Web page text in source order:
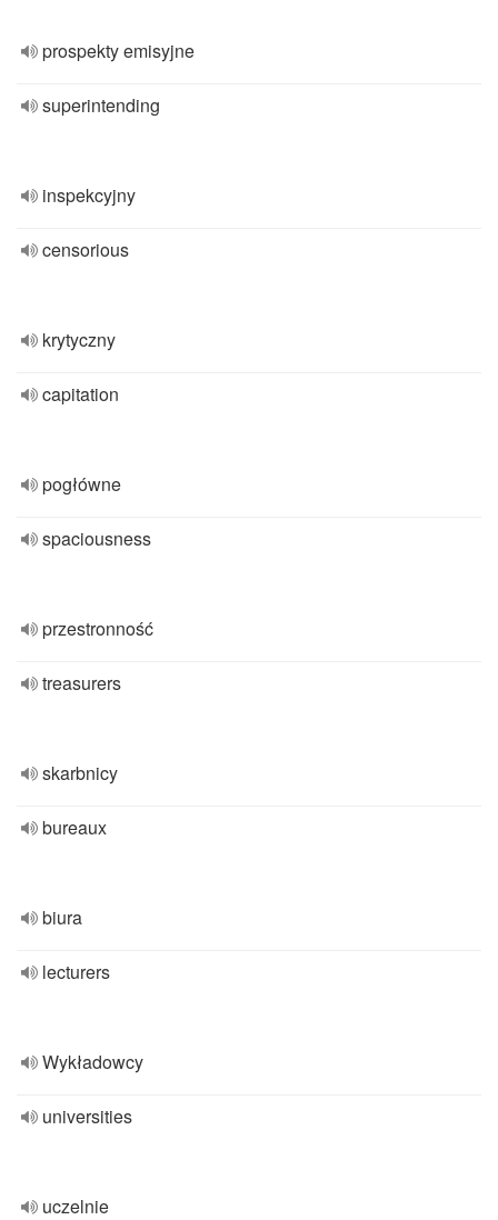
prospekty emisyjne
superintending
inspekcyjny
censorious
krytyczny
capitation
pogłówne
spaciousness
przestronność
treasurers
skarbnicy
bureaux
biura
lecturers
Wykładowcy
universities
uczelnie